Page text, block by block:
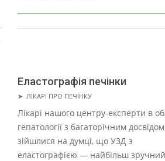
Еластографія печінки
2021-
07-
➤ ЛІКАРІ ПРО ПЕЧІНКУ
Лікарі нашого центру-експерти в
гепатології з багаторічним
зійшлися на думці, що УЗД з
еластографією — найбільш зручний